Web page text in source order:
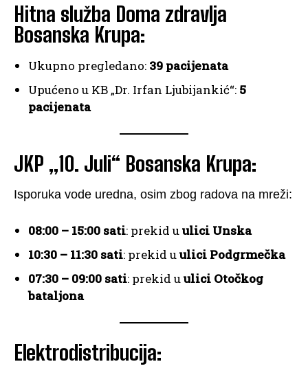
Hitna služba Doma zdravlja
Bosanska Krupa:
Ukupno pregledano: 39 pacijenata
Upućeno u KB „Dr. Irfan Ljubijankić“: 5
pacijenata
JKP „10. Juli“ Bosanska Krupa:
Isporuka vode uredna, osim zbog radova na mreži:
08:00 – 15:00 sati: prekid uulici Unska
10:30 – 11:30 sati: prekid uulici Podgrmečka
07:30 – 09:00 sati: prekid uulici Otočkog
bataljona
Elektrodistribucija: